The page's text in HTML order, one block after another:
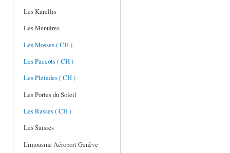
Les Karellis
Les Menuires
Les Mosses ( CH )
Les Paccots ( CH )
Les Pleiades ( CH )
Les Portes du Soleil
Les Rasses ( CH )
Les Saisies
Limousine Aéroport Genève